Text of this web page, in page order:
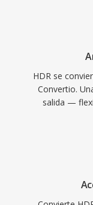
HDR se
Convertio.
salida —